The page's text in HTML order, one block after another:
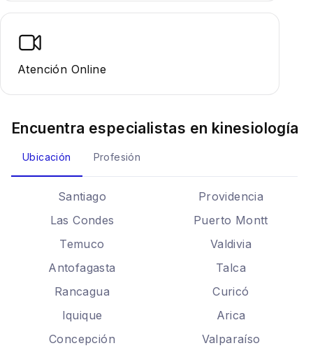
Atención Online
Encuentra especialistas en kinesiología
Ubicación Profesión
Santiago
Providencia
Las Condes
Puerto Montt
Temuco
Valdivia
Antofagasta
Talca
Rancagua
Curicó
Iquique
Arica
Concepción
Valparaíso